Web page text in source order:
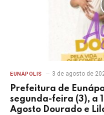
EUNÁPOLIS 3 de agosto de
Prefeitura de
segunda-feira (3), a
Agosto Dourado e